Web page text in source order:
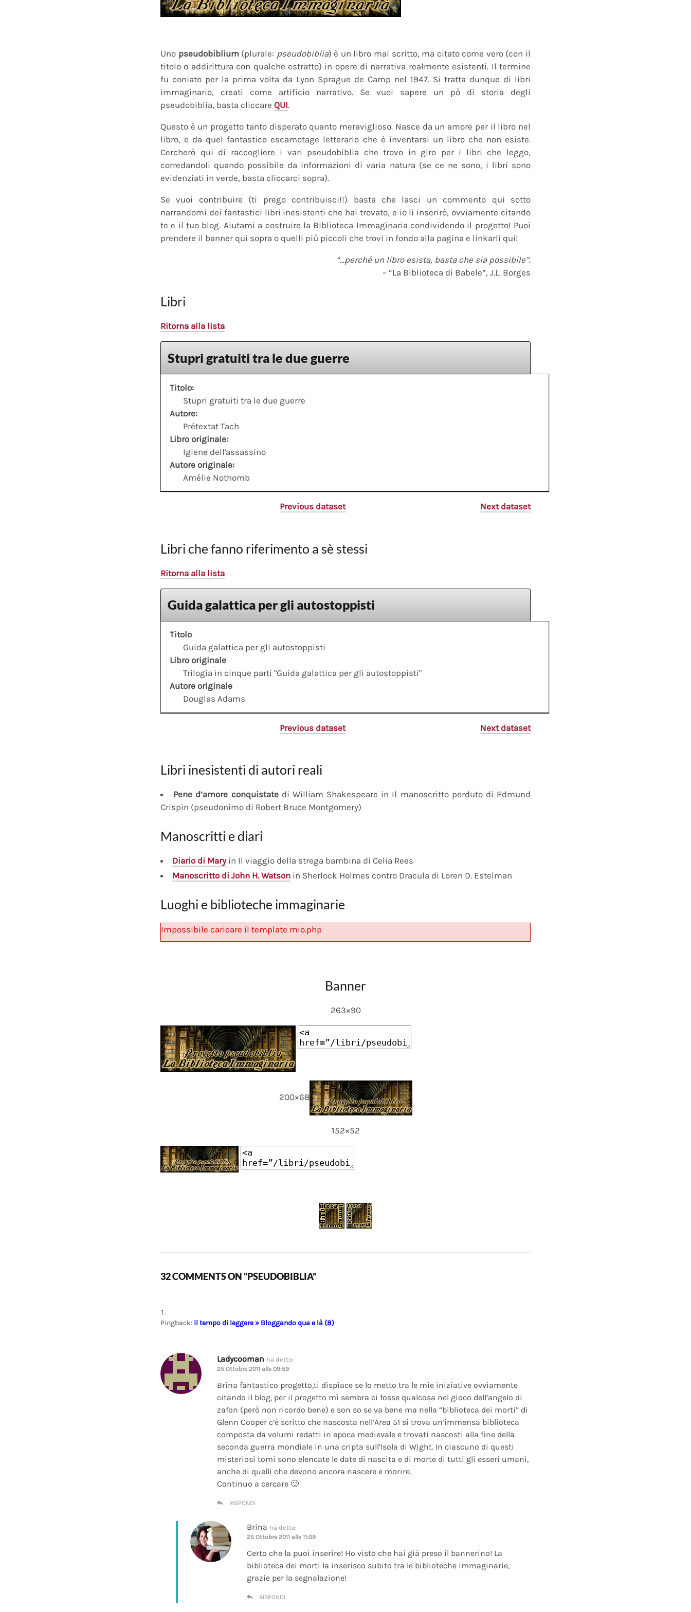
Uno pseudobiblium(plurale: pseudobiblia) è un libro mai scritto, ma citato come vero (con il
titolo o addirittura con qualche estratto) in opere di narrativa realmente esistenti. Il termine
fu coniato per la prima volta da Lyon Sprague de Camp nel 1947. Si tratta dunque di libri
immaginario, creati come artificio narrativo. Se vuoi sapere un pò di storia degli
pseudobiblia, basta cliccare QUI.
Questo è un progetto tanto disperato quanto meraviglioso. Nasce da un amore per il libro nel
libro, e da quel fantastico escamotage letterario che è inventarsi un libro che non esiste.
Cercherò qui di raccogliere i vari pseudobiblia che trovo in giro per i libri che leggo,
corredandoli quando possibile da informazioni di varia natura (se ce ne sono, i libri sono
evidenziati in verde, basta cliccarci sopra).
Se vuoi contribuire (ti prego contribuisci!!) basta che lasci un commento qui sotto
narrandomi dei fantastici libri inesistenti che hai trovato, e io li inserirò, ovviamente citando
te e il tuo blog. Aiutami a costruire la Biblioteca Immaginaria condividendo il progetto! Puoi
prendere il banner qui sopra o quelli più piccoli che trovi in fondo alla pagina e linkarli qui!
“…perché un libro esista, basta che sia possibile”.
– “La Biblioteca di Babele”, J.L. Borges
Libri
Ritorna alla lista
Stupri gratuiti tra le due guerre
Titolo:
Stupri gratuiti tra le due guerre
Autore:
Prétextat Tach
Libro originale:
Igiene dell'assassino
Autore originale:
Amélie Nothomb
Previous dataset Next dataset
Libri che fanno riferimento a sè stessi
Ritorna alla lista
Guida galattica per gli autostoppisti
Titolo
Guida galattica per gli autostoppisti
Libro originale
Trilogia in cinque parti "Guida galattica per gli autostoppisti"
Autore originale
Douglas Adams
Previous dataset Next dataset
Libri inesistenti di autori reali
Pene d’amore conquistatedi William Shakespeare in Il manoscritto perduto di Edmund
Crispin (pseudonimo di Robert Bruce Montgomery)
Manoscritti e diari
Diario di Maryin Il viaggio della strega bambina di Celia Rees
Manoscritto di John H. Watson in Sherlock Holmes contro Dracula di Loren D. Estelman
Luoghi e biblioteche immaginarie
Impossibile caricare il template mio.php
Banner
263×90
200×68
152×52
32 COMMENTS ON “PSEUDOBIBLIA”
Pingback: il tempo di leggere » Bloggando qua e là (8)
Ladycooman ha detto:
25 Ottobre 2011 alle 09:59
Brina fantastico progetto,ti dispiace se lo metto tra le mie iniziative ovviamente
citando il blog, per il progetto mi sembra ci fosse qualcosa nel gioco dell’angelo di
zafon (però non ricordo bene) e son so se va bene ma nella “biblioteca dei morti” di
Glenn Cooper c’è scritto che nascosta nell’Area 51 si trova un’immensa biblioteca
composta da volumi redatti in epoca medievale e trovati nascosti alla fine della
seconda guerra mondiale in una cripta sull’Isola di Wight. In ciascuno di questi
misteriosi tomi sono elencate le date di nascita e di morte di tutti gli esseri umani,
anche di quelli che devono ancora nascere e morire.
Continuo a cercare 🙂
RISPONDI
Brina ha detto:
25 Ottobre 2011 alle 11:09
Certo che la puoi inserire! Ho visto che hai già preso il bannerino! La
biblioteca dei morti la inserisco subito tra le biblioteche immaginarie,
grazie per la segnalazione!
RISPONDI